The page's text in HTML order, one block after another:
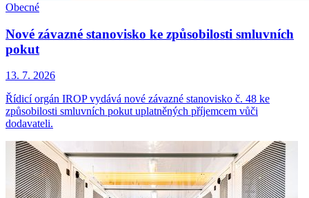
Obecné
Nové závazné stanovisko ke způsobilosti smluvních
pokut
13. 7. 2026
Řídicí orgán IROP vydává nové závazné stanovisko č. 48 ke
způsobilosti smluvních pokut uplatněných příjemcem vůči
dodavateli.